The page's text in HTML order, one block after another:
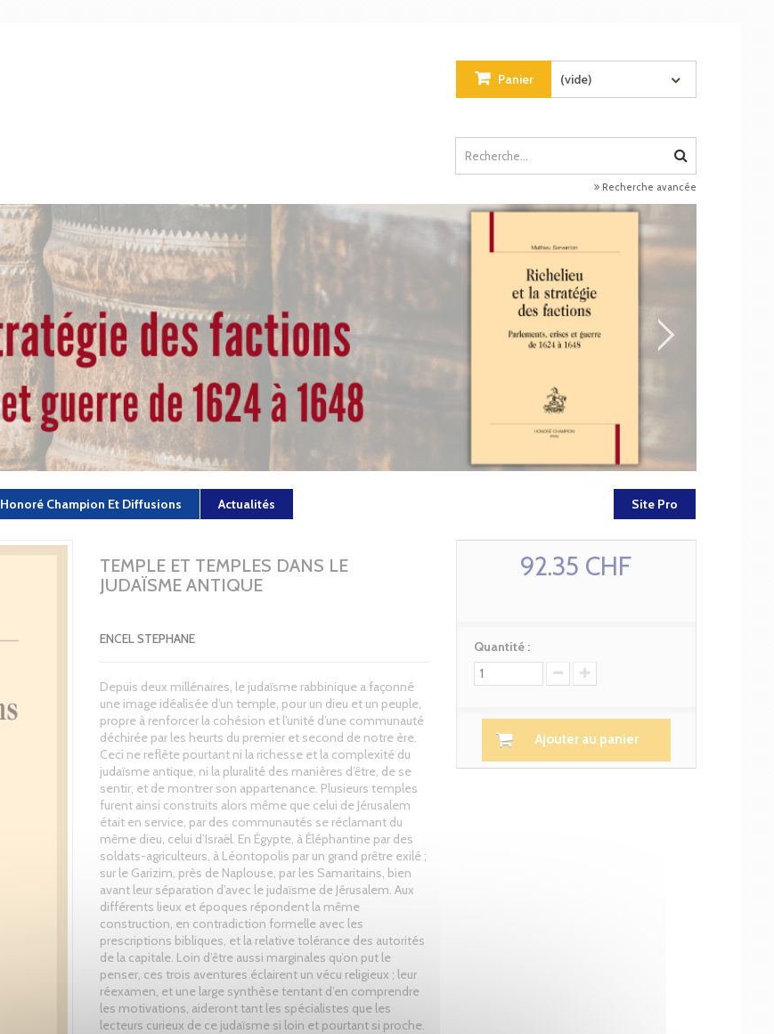
Panier (vide)
Recherche avancée
Honoré Champion Et Diffusions Actualités Site Pro
TEMPLE ET TEMPLES DANS LE
JUDAÏSME ANTIQUE
ENCEL STEPHANE
Depuis deux millénaires, le judaïsme rabbinique a façonné
une image idéalisée d’un temple, pour un dieu et un peuple,
propre à renforcer la cohésion et l’unité d’une communauté
déchirée par les heurts du premier et second de notre ère.
Ceci ne reflète pourtant ni la richesse et la complexité du
judaïsme antique, ni la pluralité des manières d’être, de se
sentir, et de montrer son appartenance. Plusieurs temples
furent ainsi construits alors même que celui de Jérusalem
était en service, par des communautés se réclamant du
même dieu, celui d’Israël. En Égypte, à Éléphantine par des
soldats-agriculteurs, à Léontopolis par un grand prêtre exilé ;
sur le Garizim, près de Naplouse, par les Samaritains, bien
avant leur séparation d’avec le judaïsme de Jérusalem. Aux
différents lieux et époques répondent la même
construction, en contradiction formelle avec les
prescriptions bibliques, et la relative tolérance des autorités
de la capitale. Loin d’être aussi marginales qu’on put le
penser, ces trois aventures éclairent un vécu religieux ; leur
réexamen, et une large synthèse tentant d’en comprendre
les motivations, aideront tant les spécialistes que les
lecteurs curieux de ce judaïsme si loin et pourtant si proche.
92.35 CHF
Quantité :
Ajouter au panier